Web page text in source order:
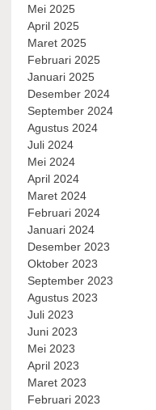
Mei 2025
April 2025
Maret 2025
Februari 2025
Januari 2025
Desember 2024
September 2024
Agustus 2024
Juli 2024
Mei 2024
April 2024
Maret 2024
Februari 2024
Januari 2024
Desember 2023
Oktober 2023
September 2023
Agustus 2023
Juli 2023
Juni 2023
Mei 2023
April 2023
Maret 2023
Februari 2023